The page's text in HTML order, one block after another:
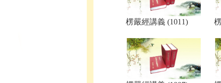
楞嚴經講義 (1011)